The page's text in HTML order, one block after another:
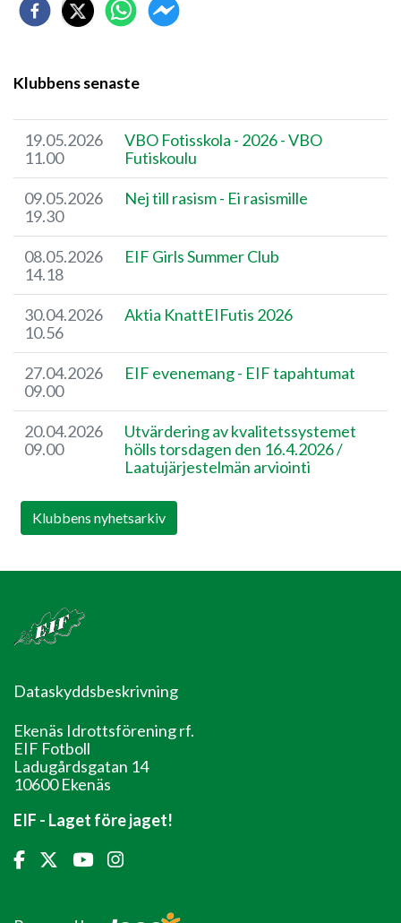
Klubbens senaste
19.05.2026
11.00
VBO Fotisskola - 2026 - VBO
Futiskoulu
09.05.2026
19.30
Nej till rasism - Ei rasismille
08.05.2026
14.18
EIF Girls Summer Club
30.04.2026
10.56
​Aktia KnattEIFutis 2026
27.04.2026
09.00
EIF evenemang - EIF tapahtumat
20.04.2026
09.00
Utvärdering av kvalitetssystemet
hölls torsdagen den 16.4.2026 / ​
Laatujärjestelmän arviointi
Klubbens nyhetsarkiv
Dataskyddsbeskrivning
Ekenäs Idrottsförening rf.
EIF Fotboll
Ladugårdsgatan 14
10600 Ekenäs
EIF - Laget före jaget!